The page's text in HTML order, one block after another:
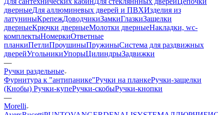
дверныеДля аллюминевых дверей и ПВХИзделия из
латуниныКрепежДоводчикиЗамкиГлазкиЗащелки
дверныеКрючки дверныеМолотки дверныеНакладки, wc-
комплектыНомеркиОтветные
планкиПетлиПроушиныПружиныСистема для раздвижных
дверейУгольникиУпорыЦилиндрыЗадвижки
—
Ручки раздельные
Фурнитура к "антипанике"Ручки на планкеРучки-защелки
(Кнобы) Ручки-купеРучки-скобыРучки-кнопки
—
Morelli